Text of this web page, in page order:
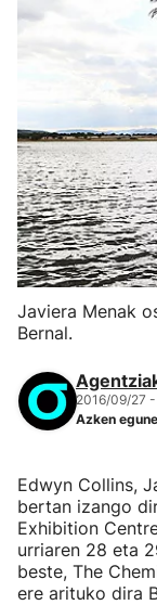
Javiera Menak
Bernal.
2016/09/27 -
Azken
Edwyn Collins,
bertan izango
Exhibition
urriaren 28 eta
beste, The
ere arituko dira